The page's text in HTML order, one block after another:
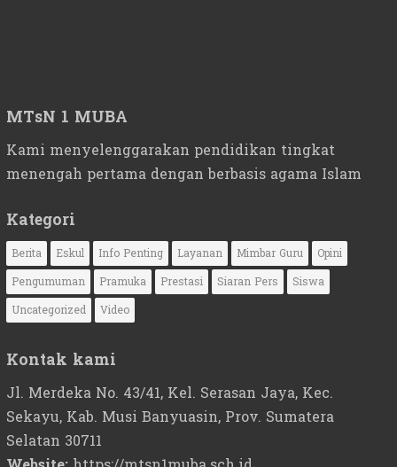
MTsN 1 MUBA
Kami menyelenggarakan pendidikan tingkat
menengah pertama dengan berbasis agama Islam
Kategori
Berita Eskul Info Penting Layanan Mimbar Guru
Opini
Pengumuman
Pramuka Prestasi Siaran Pers
Siswa
Uncategorized
Video
Kontak kami
Jl. Merdeka No. 43/41, Kel. Serasan Jaya, Kec.
Sekayu, Kab. Musi Banyuasin, Prov. Sumatera
Selatan 30711